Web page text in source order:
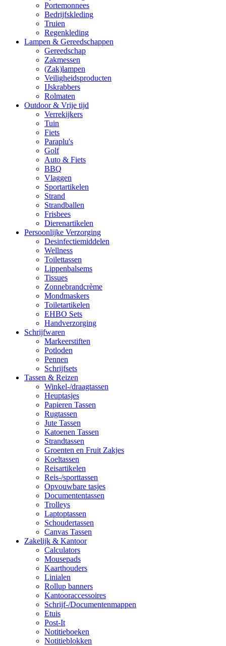
Portemonnees
Bedrijfskleding
Truien
Regenkleding
Lampen & Gereedschappen
Gereedschap
Zakmessen
(Zak)lampen
Veiligheidsproducten
IJskrabbers
Rolmaten
Outdoor & Vrije tijd
Verrekijkers
Tuin
Fiets
Paraplu's
Golf
Auto & Fiets
BBQ
Vlaggen
Sportartikelen
Strand
Strandballen
Frisbees
Dierenartikelen
Persoonlijke Verzorging
Desinfectiemiddelen
Wellness
Toilettassen
Lippenbalsems
Tissues
Zonnebrandcrème
Mondmaskers
Toiletartikelen
EHBO Sets
Handverzorging
Schrijfwaren
Markeerstiften
Potloden
Pennen
Schrijfsets
Tassen & Reizen
Winkel-/draagtassen
Heuptasjes
Papieren Tassen
Rugtassen
Jute Tassen
Katoenen Tassen
Strandtassen
Groenten en Fruit Zakjes
Koeltassen
Reisartikelen
Reis-/sporttassen
Opvouwbare tasjes
Documententassen
Trolleys
Laptoptassen
Schoudertassen
Canvas Tassen
Zakelijk & Kantoor
Calculators
Mousepads
Kaarthouders
Linialen
Rollup banners
Kantooraccessoires
Schrijf-/Documentenmappen
Etuis
Post-It
Notitieboeken
Notitieblokken